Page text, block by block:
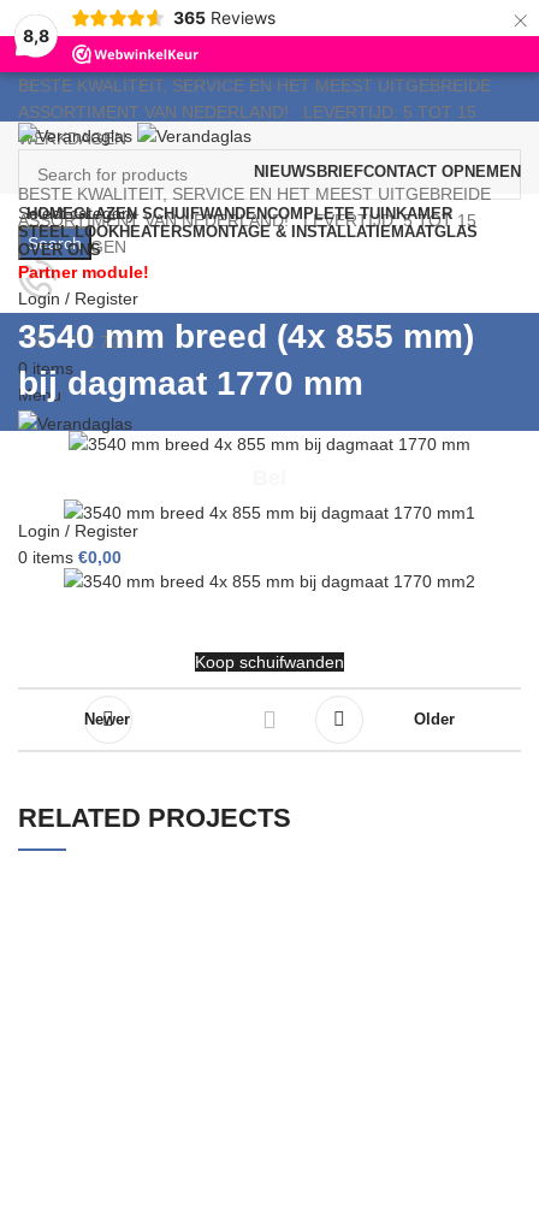
8,8
365 Reviews ×
BESTE KWALITEIT, SERVICE EN HET MEEST UITGEBREIDE
ASSORTIMENT VAN NEDERLAND!
LEVERTIJD: 5 TOT 15
WERKDAGEN
NIEUWSBRIEFCONTACT OPNEMEN
BESTE KWALITEIT, SERVICE EN HET MEEST UITGEBREIDE
ASSORTIMENT VAN NEDERLAND!LEVERTIJD: 5 TOT 15
WERKDAGEN
Select category
Search
7 DAGEN P/WEEK KLANTENSERVICE
040 - 711 72 89
0 items €
Menu
Login / Register
0 items €0,00
HOMEGLAZEN SCHUIFWANDENCOMPLETE TUINKAMER
STEEL LOOKHEATERSMONTAGE & INSTALLATIEMAATGLAS
OVER ONS
Partner module!
Login / Register
3540 mm breed (4x 855 mm)
bij dagmaat 1770 mm
Koop schuifwanden
Newer Older
RELATED PROJECTS